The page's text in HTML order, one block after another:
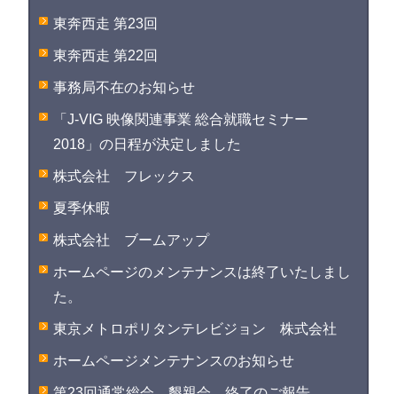
東奔西走 第23回
東奔西走 第22回
事務局不在のお知らせ
「J-VIG 映像関連事業 総合就職セミナー
2018」の日程が決定しました
株式会社 フレックス
夏季休暇
株式会社 ブームアップ
ホームページのメンテナンスは終了いたしまし
た。
東京メトロポリタンテレビジョン 株式会社
ホームページメンテナンスのお知らせ